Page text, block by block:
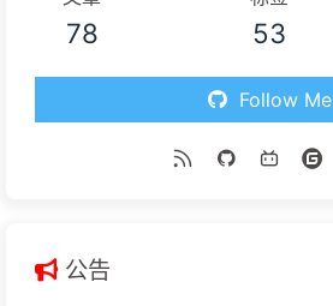
78 53
Follow Me
公告